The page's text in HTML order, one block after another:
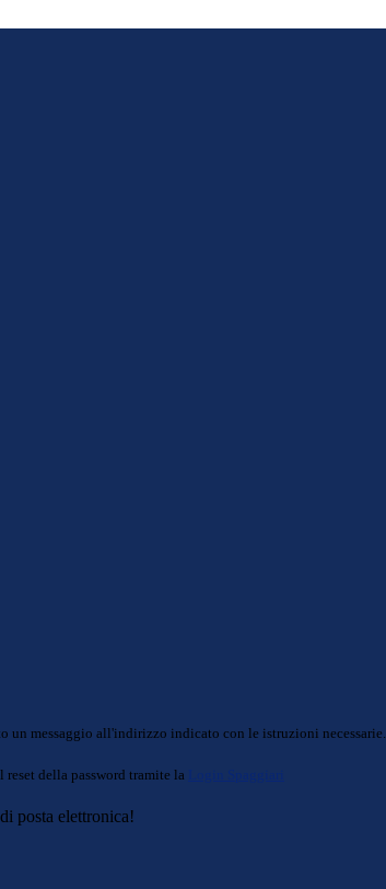
un messaggio all'indirizzo indicato con le istruzioni necessarie.
della password tramite la Login Spaggiari
posta elettronica!